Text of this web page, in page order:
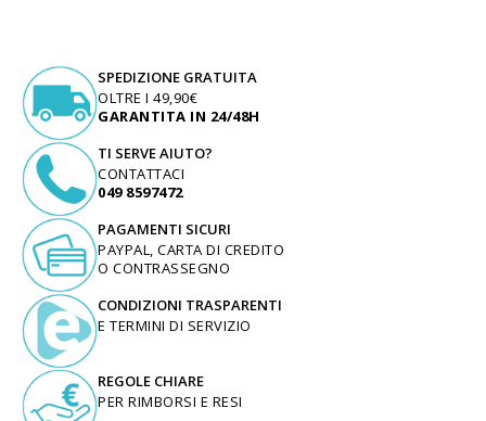
SPEDIZIONE GRATUITA
OLTRE I 49,90€
GARANTITA IN 24/48H
TI SERVE AIUTO?
CONTATTACI
049 8597472
PAGAMENTI SICURI
PAYPAL, CARTA DI CREDITO
O CONTRASSEGNO
CONDIZIONI TRASPARENTI
E TERMINI DI SERVIZIO
REGOLE CHIARE
PER RIMBORSI E RESI